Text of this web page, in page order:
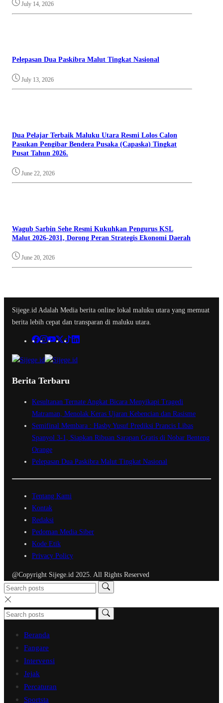
July 14, 2026
Pelepasan Dua Paskibra Malut Tingkat Nasional
July 13, 2026
Dua Pelajar Terbaik Maluku Utara Resmi Lolos Calon
Pasukan Pengibar Bendera Pusaka (Capaska) Tingkat
Pusat Tahun 2026.
June 22, 2026
Wagub Sarbin Sehe Resmi Kukuhkan Pengurus KSL
Malut 2026-2031, Dorong Peran Strategis Ekonomi Daerah
June 20, 2026
Sijege.id Adalah Media berita online lokal maluku utara yang memuat
berita lebih cepat dan transparan di maluku utara.
Berita Terbaru
Kesultanan Ternate Angkat Bicara Menyikapi Tragedi
Matraman, Menolak Keras Ujaran Kebencian dan Rasisme
Semifinal Membara : Hasby Yusuf Prediksi Prancis Libas
Spanyol 3-1, Siapkan Ribuan Sarapan Gratis di Nobar Benteng
Orange
Pelepasan Dua Paskibra Malut Tingkat Nasional
Tentang Kami
Kontak
Redaksi
Pedoman Media Siber
Kode Etik
Privacy Policy
@Copyright Sijege.id 2025. All Rights Reserved
Beranda
Fangare
Intervensi
Jejak
Percaturan
Sportsta